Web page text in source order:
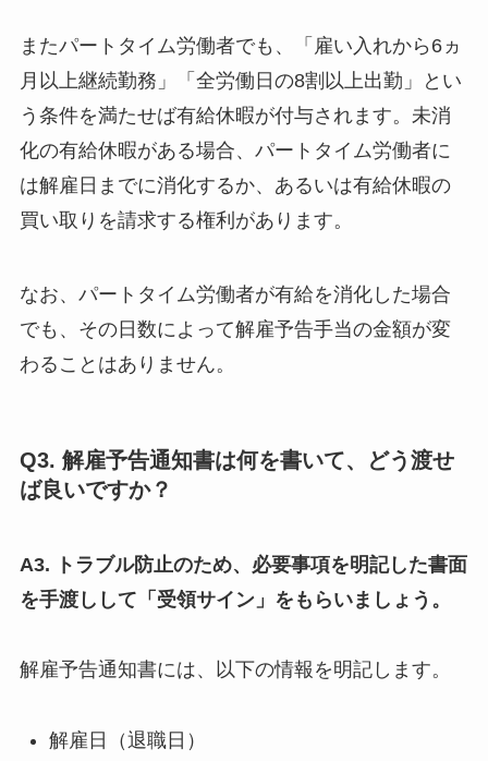
またパートタイム労働者でも、「雇い入れから6ヵ
月以上継続勤務」「全労働日の8割以上出勤」とい
う条件を満たせば有給休暇が付与されます。未消
化の有給休暇がある場合、パートタイム労働者に
は解雇日までに消化するか、あるいは有給休暇の
買い取りを請求する権利があります。
なお、パートタイム労働者が有給を消化した場合
でも、その日数によって解雇予告手当の金額が変
わることはありません。
Q3. 解雇予告通知書は何を書いて、どう渡せ
ば良いですか？
A3. トラブル防止のため、必要事項を明記した書面
を手渡しして「受領サイン」をもらいましょう。
解雇予告通知書には、以下の情報を明記します。
解雇日（退職日）